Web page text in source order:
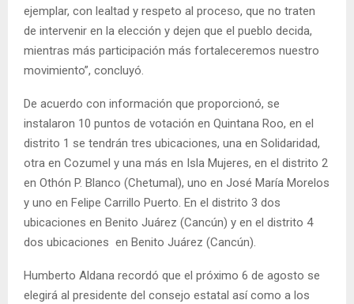
ejemplar, con lealtad y respeto al proceso, que no traten
de intervenir en la elección y dejen que el pueblo decida,
mientras más participación más fortaleceremos nuestro
movimiento”, concluyó.
De acuerdo con información que proporcionó, se
instalaron 10 puntos de votación en Quintana Roo, en el
distrito 1 se tendrán tres ubicaciones, una en Solidaridad,
otra en Cozumel y una más en Isla Mujeres, en el distrito 2
en Othón P. Blanco (Chetumal), uno en José María Morelos
y uno en Felipe Carrillo Puerto. En el distrito 3 dos
ubicaciones en Benito Juárez (Cancún) y en el distrito 4
dos ubicaciones en Benito Juárez (Cancún).
Humberto Aldana recordó que el próximo 6 de agosto se
elegirá al presidente del consejo estatal así como a los